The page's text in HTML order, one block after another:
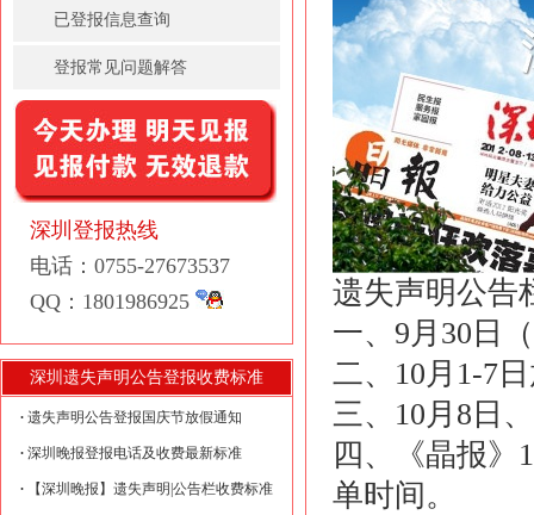
已登报信息查询
登报常见问题解答
深圳登报热线
电话：0755-27673537
QQ：1801986925
深圳遗失声明公告登报收费标准
遗失声明公告登报国庆节放假通知
深圳晚报登报电话及收费最新标准
【深圳晚报】遗失声明|公告栏收费标准
遗失声明公告
一、9月30日
二、10月1-7
三、10月8日
四、《晶报》
单时间。